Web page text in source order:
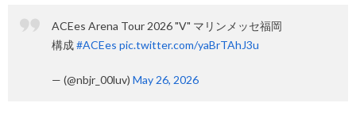
ACEes Arena Tour 2026 "V" マリンメッセ福岡
構成#ACEes pic.twitter.com/yaBrTAhJ3u
— (@nbjr_00luv) May 26, 2026